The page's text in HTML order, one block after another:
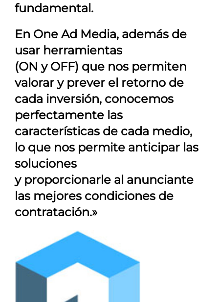
fundamental.
En One Ad Media, además de
usar herramientas
(ON y OFF) que nos permiten
valorar y prever el retorno de
cada inversión, conocemos
perfectamente las
características de cada medio,
lo que nos permite anticipar las
soluciones
y proporcionarle al anunciante
las mejores condiciones de
contratación.»